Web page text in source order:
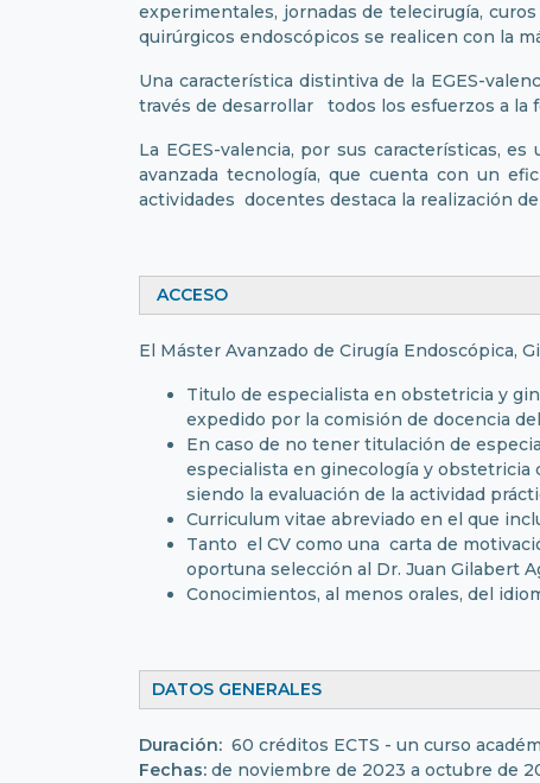
experimentales, jornadas de telecirugía,
quirúrgicos endoscópicos se realicen con la
Una característica distintiva de la EGES-
través de desarrollar todos los esfuerzos a la
La EGES-valencia, por sus características,
avanzada tecnología, que cuenta con un
actividades docentes destaca la realización
ACCESO
El Máster Avanzado de Cirugía Endoscópica,
Titulo de especialista en obstetricia y
expedido por la comisión de docencia
En caso de no tener titulación de
especialista en ginecología y obstetricia
siendo la evaluación de la actividad
Curriculum vitae abreviado en el que
Tanto el CV como una carta de
oportuna selección al Dr. Juan Gilabert
Conocimientos, al menos orales, del
DATOS GENERALES
Duración: 60 créditos ECTS - un curso
Fechas: de noviembre de 2023 a octubre de